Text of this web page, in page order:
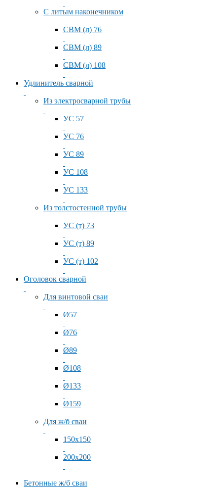
С литым наконечником
СВМ (л) 76
СВМ (л) 89
СВМ (л) 108
Удлинитель сварной
Из электросварной трубы
УС 57
УС 76
УС 89
УС 108
УС 133
Из толстостенной трубы
УС (т) 73
УС (т) 89
УС (т) 102
Оголовок сварной
Для винтовой сваи
Ø57
Ø76
Ø89
Ø108
Ø133
Ø159
Для ж/б сваи
150x150
200x200
Бетонные ж/б сваи